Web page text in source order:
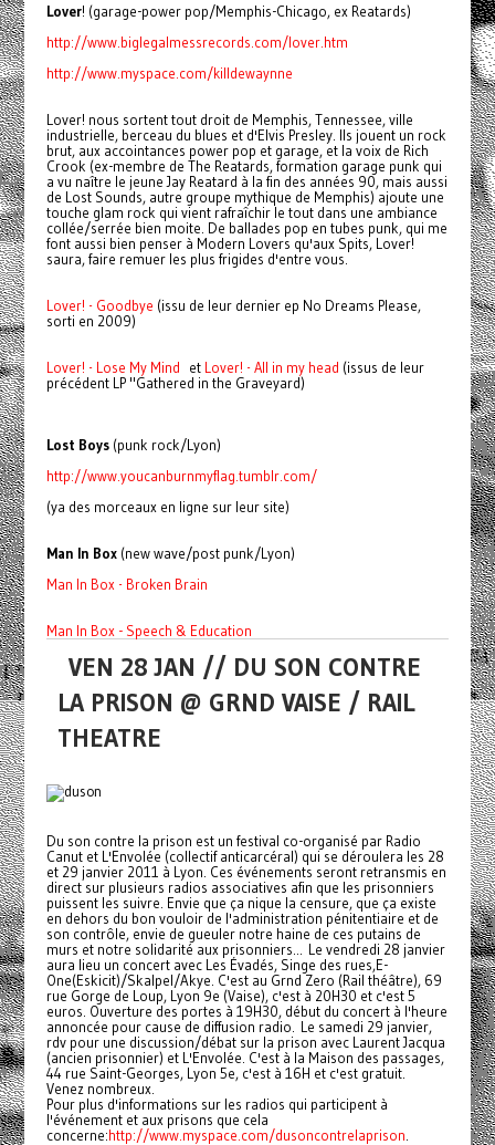
Lover! (garage-power pop/Memphis-Chicago, ex Reatards)
http://www.biglegalmessrecords.com/lover.htm
http://www.myspace.com/killdewaynne
Lover! nous sortent tout droit de Memphis, Tennessee, ville
industrielle, berceau du blues et d'Elvis Presley. Ils jouent un rock
brut, aux accointances power pop et garage, et la voix de Rich
Crook (ex-membre de The Reatards, formation garage punk qui
a vu naître le jeune Jay Reatard à la fin des années 90, mais aussi
de Lost Sounds, autre groupe mythique de Memphis) ajoute une
touche glam rock qui vient rafraîchir le tout dans une ambiance
collée/serrée bien moite. De ballades pop en tubes punk, qui me
font aussi bien penser à Modern Lovers qu'aux Spits, Lover!
saura, faire remuer les plus frigides d'entre vous.
Lover! - Goodbye (issu de leur dernier ep No Dreams Please,
sorti en 2009)
Lover! - Lose My Mind et Lover! - All in my head (issus de leur
précédent LP "Gathered in the Graveyard)
Lost Boys(punk rock/Lyon)
http://www.youcanburnmyflag.tumblr.com/
(ya des morceaux en ligne sur leur site)
Man In Box(new wave/post punk/Lyon)
Man In Box - Broken Brain
Man In Box - Speech & Education
VEN 28 JAN // DU SON CONTRE
LA PRISON @ GRND VAISE / RAIL
THEATRE
Du son contre la prison est un festival co-organisé par Radio
Canut et L'Envolée (collectif anticarcéral) qui se déroulera les 28
et 29 janvier 2011 à Lyon. Ces événements seront retransmis en
direct sur plusieurs radios associatives afin que les prisonniers
puissent les suivre. Envie que ça nique la censure, que ça existe
en dehors du bon vouloir de l'administration pénitentiaire et de
son contrôle, envie de gueuler notre haine de ces putains de
murs et notre solidarité aux prisonniers... Le vendredi 28 janvier
aura lieu un concert avec Les Évadés, Singe des rues,E-
One(Eskicit)/Skalpel/Akye. C'est au Grnd Zero (Rail théâtre), 69
rue Gorge de Loup, Lyon 9e (Vaise), c'est à 20H30 et c'est 5
euros. Ouverture des portes à 19H30, début du concert à l'heure
annoncée pour cause de diffusion radio. Le samedi 29 janvier,
rdv pour une discussion/débat sur la prison avec Laurent Jacqua
(ancien prisonnier) et L'Envolée. C'est à la Maison des passages,
44 rue Saint-Georges, Lyon 5e, c'est à 16H et c'est gratuit.
Venez nombreux.
Pour plus d'informations sur les radios qui participent à
l'événement et aux prisons que cela
concerne:http://www.myspace.com/dusoncontrelaprison